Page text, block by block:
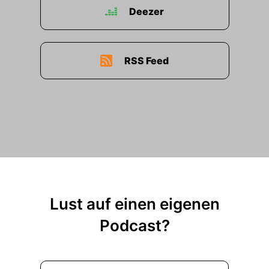
00:02:03: Wofür man uns allerdings nicht kennt
Infrastrukturlösung bauen.
00:02:10: Also sozusagen als Layer und Top?
gekommen!
00:02:25: Fernis ist eine sehr schwierige
Deezer
RSS Feed
Lust auf einen eigenen
Podcast?